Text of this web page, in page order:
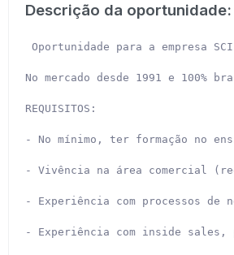
Descrição da oportunidade:
Oportunidade para a empresa
No mercado desde 1991 e
REQUISITOS:
- No mínimo, ter formação no
- Vivência na área comercial
- Experiência com processos de
- Experiência com inside sales,